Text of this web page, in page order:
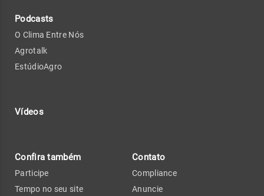
Podcasts
O Clima Entre Nós
Agrotalk
EstúdioAgro
Vídeos
Confira também
Participe
Tempo no seu site
Contato
Compliance
Anuncie